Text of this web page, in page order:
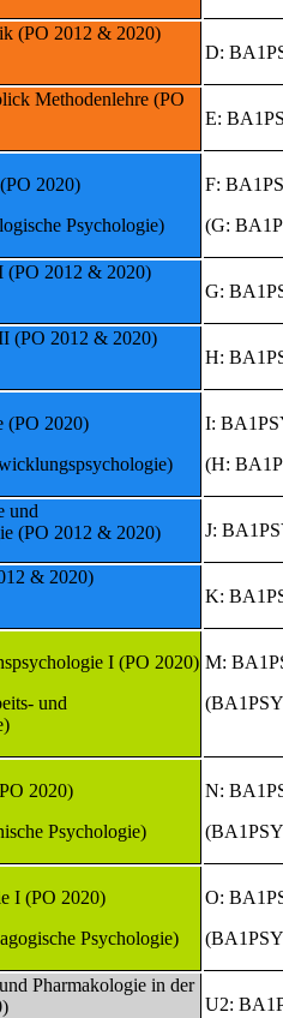
(PO 2012 & 2020)
D:
Methodenlehre (PO
E:
2020)
Psychologie)
F:
(G:
(PO 2012 & 2020)
G:
(PO 2012 & 2020)
H:
(PO 2020)
I:
(H:
und
(PO 2012 & 2020)
J:
& 2020)
K:
I (PO 2020)
und
M:
2020)
Psychologie)
N:
I (PO 2020)
Psychologie)
O:
Pharmakologie in der
U2: